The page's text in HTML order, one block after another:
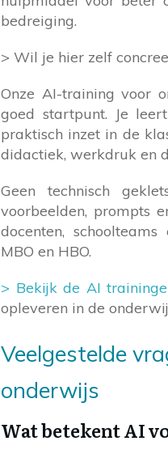
bedreiging.
> Wil je hier zelf
Onze AI-training voor
goed startpunt. Je
praktisch inzet in de
didactiek, werkdruk en
Geen technisch
voorbeelden, prompts
docenten,
MBO en HBO.
> Bekijk de AI
opleveren in de
Veelgestelde
onderwijs
Wat betekent AI